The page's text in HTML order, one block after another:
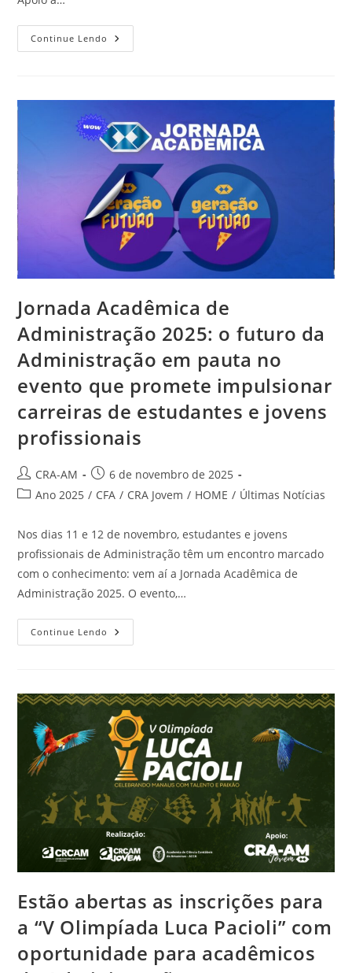
Continue Lendo
Jornada Acadêmica de
Administração 2025: o futuro da
Administração em pauta no
evento que promete impulsionar
carreiras de estudantes e jovens
profissionais
CRA-AM
6 de novembro de 2025
Ano 2025 / CFA / CRA Jovem / HOME / Últimas Notícias
Nos dias 11 e 12 de novembro, estudantes e jovens
profissionais de Administração têm um encontro marcado
com o conhecimento: vem aí a Jornada Acadêmica de
Administração 2025. O evento,…
Continue Lendo
Estão abertas as inscrições para
a “V Olimpíada Luca Pacioli” com
oportunidade para acadêmicos